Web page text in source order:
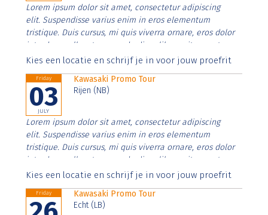
Lorem ipsum dolor sit amet, consectetur adipiscing
elit. Suspendisse varius enim in eros elementum
tristique. Duis cursus, mi quis viverra ornare, eros dolor
interdum nulla, ut commodo diam libero vitae erat.
Aenean faucibus nibh et justo cursus id rutrum lorem
Kies een locatie en schrijf je in voor jouw proefrit
Friday
03
JULY
Kawasaki Promo Tour
Rijen (NB)
Lorem ipsum dolor sit amet, consectetur adipiscing
elit. Suspendisse varius enim in eros elementum
tristique. Duis cursus, mi quis viverra ornare, eros dolor
interdum nulla, ut commodo diam libero vitae erat.
Aenean faucibus nibh et justo cursus id rutrum lorem
Kies een locatie en schrijf je in voor jouw proefrit
Friday
Kawasaki Promo Tour
Echt (LB)